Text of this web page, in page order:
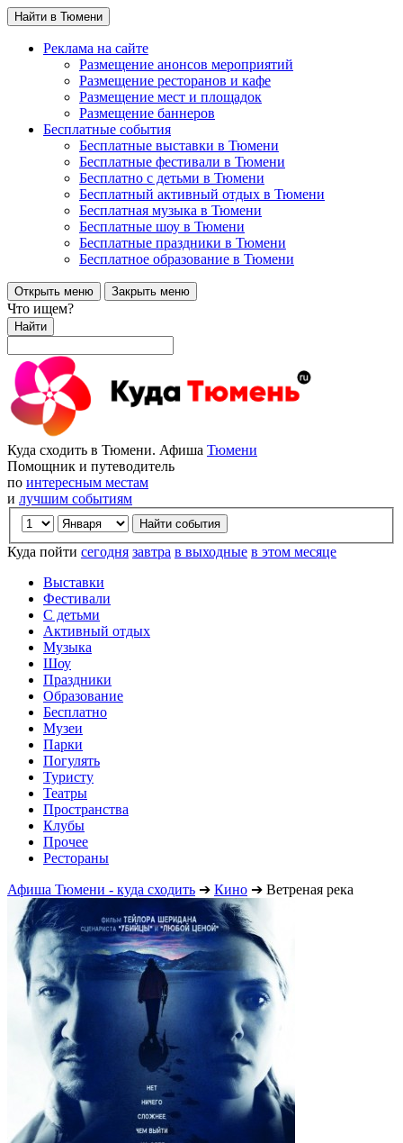
Найти в Тюмени
Реклама на сайте
Размещение анонсов мероприятий
Размещение ресторанов и кафе
Размещение мест и площадок
Размещение баннеров
Бесплатные события
Бесплатные выставки в Тюмени
Бесплатные фестивали в Тюмени
Бесплатно с детьми в Тюмени
Бесплатный активный отдых в Тюмени
Бесплатная музыка в Тюмени
Бесплатные шоу в Тюмени
Бесплатные праздники в Тюмени
Бесплатное образование в Тюмени
Открыть меню Закрыть меню
Что ищем?
Найти
Куда сходить в Тюмени. Афиша Тюмени
Помощник и путеводитель
по интересным местам
и лучшим событиям
Куда пойти сегодня завтра в выходные в этом месяце
Выставки
Фестивали
С детьми
Активный отдых
Музыка
Шоу
Праздники
Образование
Бесплатно
Музеи
Парки
Погулять
Туристу
Театры
Пространства
Клубы
Прочее
Рестораны
Афиша Тюмени - куда сходить ➔ Кино ➔ Ветреная река